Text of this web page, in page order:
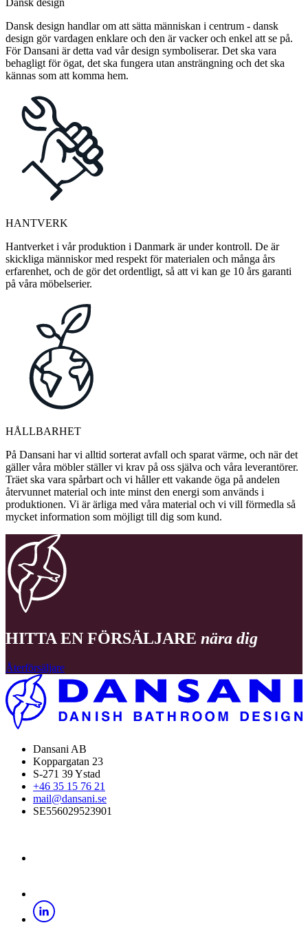
Dansk design
Dansk design handlar om att sätta människan i centrum - dansk
design gör vardagen enklare och den är vacker och enkel att se på.
För Dansani är detta vad vår design symboliserar. Det ska vara
behagligt för ögat, det ska fungera utan ansträngning och det ska
kännas som att komma hem.
HANTVERK
Hantverket i vår produktion i Danmark är under kontroll. De är
skickliga människor med respekt för materialen och många års
erfarenhet, och de gör det ordentligt, så att vi kan ge 10 års garanti
på våra möbelserier.
HÅLLBARHET
På Dansani har vi alltid sorterat avfall och sparat värme, och när det
gäller våra möbler ställer vi krav på oss själva och våra leverantörer.
Träet ska vara spårbart och vi håller ett vakande öga på andelen
återvunnet material och inte minst den energi som används i
produktionen. Vi är ärliga med våra material och vi vill förmedla så
mycket information som möjligt till dig som kund.
HITTA EN FÖRSÄLJARE nära dig
Återförsäljare
Dansani AB
Koppargatan 23
S-271 39 Ystad
+46 35 15 76 21
mail@dansani.se
SE556029523901